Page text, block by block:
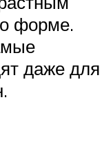
форме.
даже для